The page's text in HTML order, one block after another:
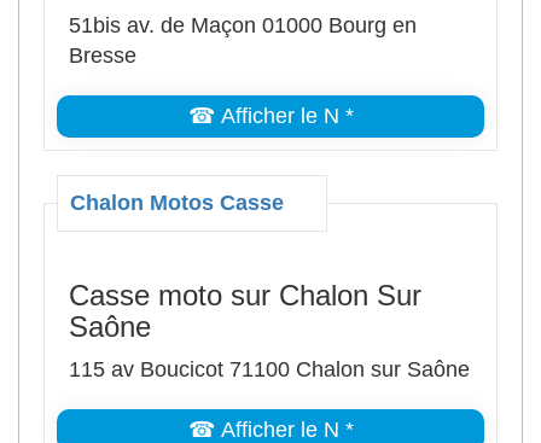
51bis av. de Maçon 01000 Bourg en
Bresse
☎ Afficher le N *
Chalon Motos Casse
Casse moto sur Chalon Sur
Saône
115 av Boucicot 71100 Chalon sur Saône
☎ Afficher le N *